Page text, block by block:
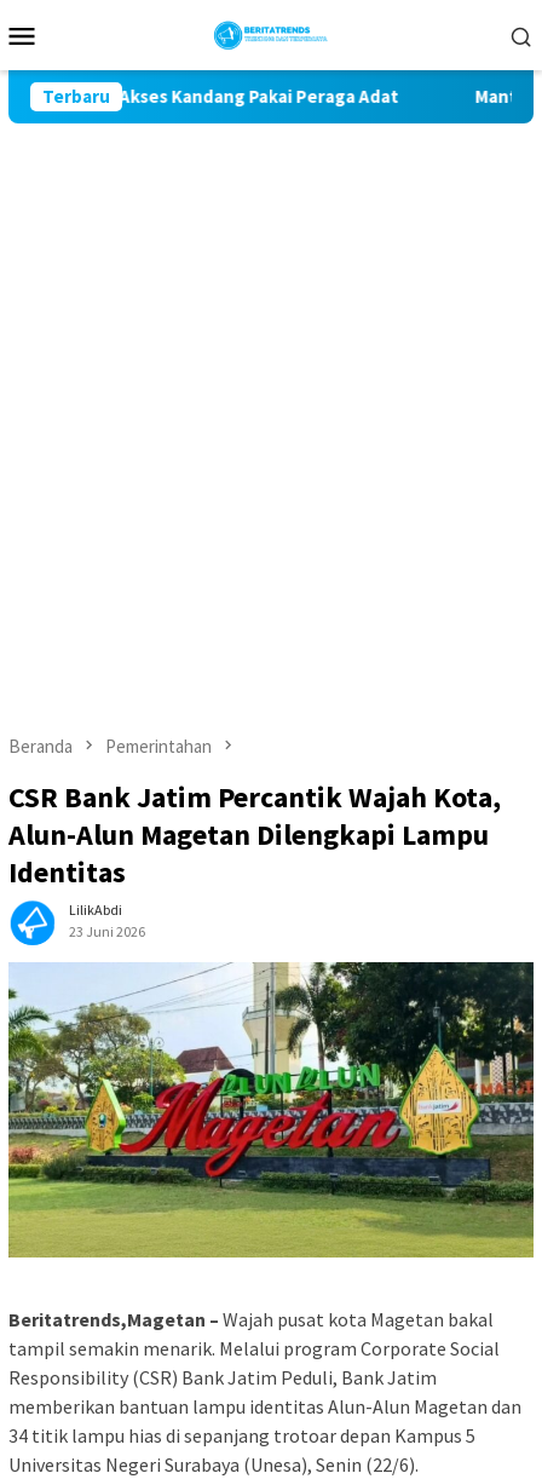
ke
Mobile
Terbaru
Akses Kandang Pakai Peraga Adat Mantan Wakil
Beranda Pemerintahan
CSR Bank Jatim Percantik Wajah Kota,
Alun-Alun Magetan Dilengkapi Lampu
Identitas
LilikAbdi
23 Juni 2026
Beritatrends,Magetan – Wajah pusat kota Magetan bakal
tampil semakin menarik. Melalui program Corporate Social
Responsibility (CSR) Bank Jatim Peduli, Bank Jatim
memberikan bantuan lampu identitas Alun-Alun Magetan dan
34 titik lampu hias di sepanjang trotoar depan Kampus 5
Universitas Negeri Surabaya (Unesa), Senin (22/6).